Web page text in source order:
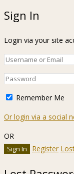
Sign In
Login via your site
Remember Me
Or login via a social
OR
Register